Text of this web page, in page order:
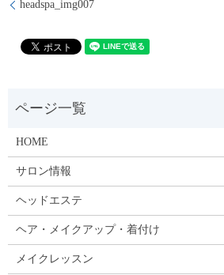
headspa_img007
HOME
サロン情報
ヘッドエステ
ヘア・メイクアップ・着付け
メイクレッスン